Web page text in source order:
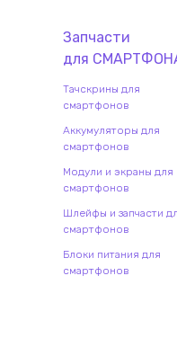
Запчасти
для СМАРТФОН
Тачскрины для
смартфонов
Аккумуляторы для
смартфонов
Модули и экраны для
смартфонов
Шлейфы и запчасти
смартфонов
Блоки питания для
смартфонов